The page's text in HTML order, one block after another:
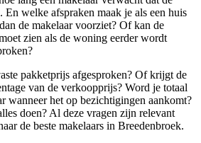
En welke afspraken maak je als een huis
de makelaar voorziet? Of kan de
zien als de woning eerder wordt
pakketprijs afgesproken? Of krijgt de
van de verkoopprijs? Word je totaal
wanneer het op bezichtigingen aankomt?
doen? Al deze vragen zijn relevant
de beste makelaars in Breedenbroek.